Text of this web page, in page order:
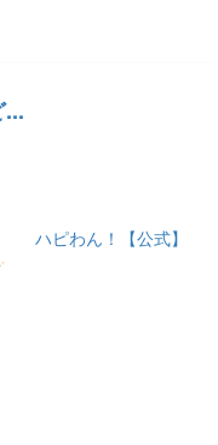
ハピわん！【公式】